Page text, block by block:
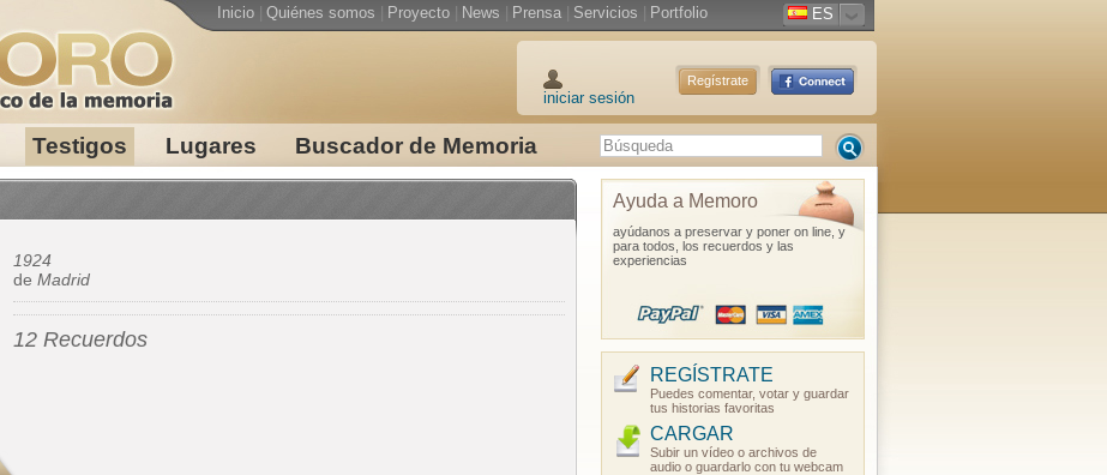
Testigos Lugares Buscador de Memoria
Inicio Quiénes somos Proyecto News Prensa Servicios Portfolio ES
iniciar sesión
Regístrate
1924
de Madrid
12 Recuerdos
Ayuda a Memoro
ayúdanos a preservar y poner on line, y
para todos, los recuerdos y las
experiencias
REGÍSTRATE
Puedes comentar, votar y guardar
tus historias favoritas
CARGAR
Subir un vídeo o archivos de
audio o guardarlo con tu webcam